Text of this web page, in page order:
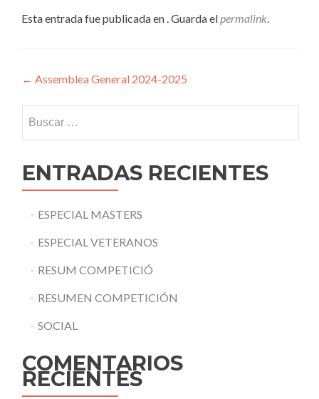
Esta entrada fue publicada en . Guarda elpermalink.
Navegación
de
entradas
← Assemblea General 2024-2025
ENTRADAS RECIENTES
ESPECIAL MASTERS
ESPECIAL VETERANOS
RESUM COMPETICIÓ
RESUMEN COMPETICIÓN
SOCIAL
COMENTARIOS
RECIENTES